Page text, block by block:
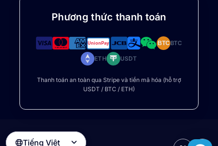
Phương thức thanh toán
BTCBTC
ETH USDT
Thanh toán an toàn qua Stripe và tiền mã hóa (hỗ trợ
USDT / BTC / ETH)
Tiếng Việt 